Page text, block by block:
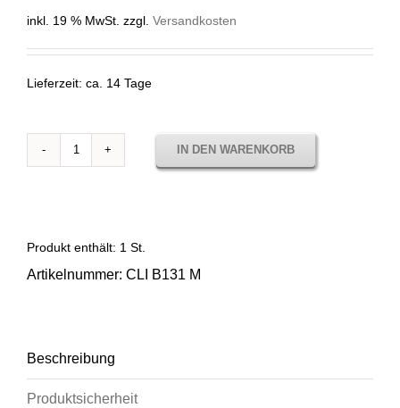
inkl. 19 % MwSt. zzgl. Versandkosten
Lieferzeit: ca. 14 Tage
Stoffmuster
B131
IN DEN WARENKORB
Produkt enthält: 1 St.
Artikelnummer: CLI B131 M
Beschreibung
Produktsicherheit